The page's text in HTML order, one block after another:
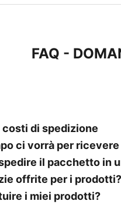
FAQ -
costi di spedizione
ci vorrà per
il pacchetto in
offrite per i prodotti?
i miei prodotti?